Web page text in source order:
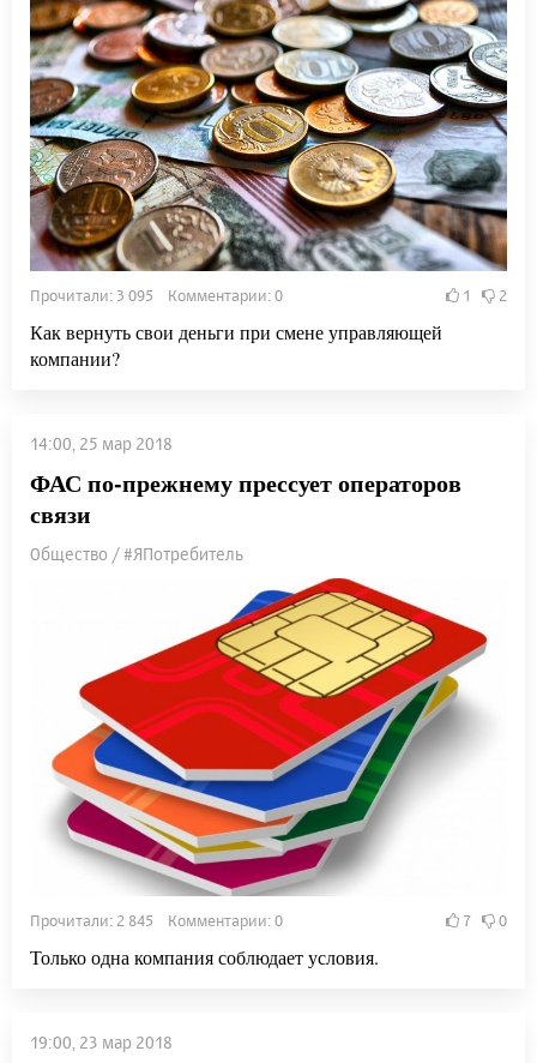
Прочитали: 3 095 Комментарии: 0 1 2
Как вернуть свои деньги при смене управляющей
компании?
14:00, 25 мар 2018
ФАС по-прежнему прессует операторов
связи
Общество / #ЯПотребитель
Прочитали: 2 845 Комментарии: 0 7 0
Только одна компания соблюдает условия.
19:00, 23 мар 2018